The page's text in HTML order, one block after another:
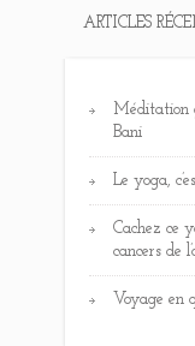
ARTICLES
Méditation
Bani
Le yoga,
Cachez ce
cancers de
Voyage en